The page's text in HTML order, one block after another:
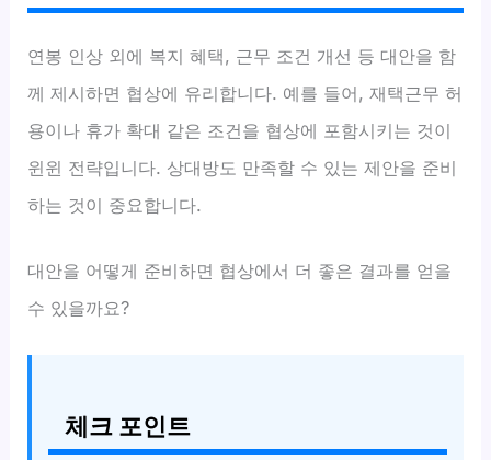
연봉 인상 외에 복지 혜택, 근무 조건 개선 등 대안을 함
께 제시하면 협상에 유리합니다. 예를 들어, 재택근무 허
용이나 휴가 확대 같은 조건을 협상에 포함시키는 것이
윈윈 전략입니다. 상대방도 만족할 수 있는 제안을 준비
하는 것이 중요합니다.
대안을 어떻게 준비하면 협상에서 더 좋은 결과를 얻을
수 있을까요?
체크 포인트